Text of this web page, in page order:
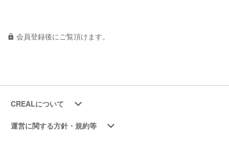
会員登録後にご覧頂けます。
CREALについて
運営に関する方針・規約等